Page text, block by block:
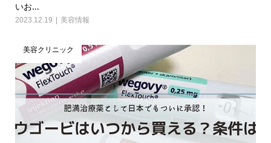
いお...
2023.12.19 美容情報
美容クリニック